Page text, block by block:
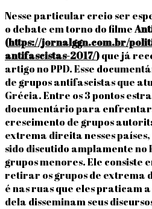
Nesse particular creio ser
o debate em torno do filme
(https://jornalggn.com.br/
antifascistas-2017/)que já
artigo no PPD. Esse
de grupos antifascistas que
Grécia. Entre os 3 pontos
documentário para
crescimento de grupos
extrema direita nesses
sido discutido amplamente no
grupos menores. Ele consiste
retirar os grupos de extrema
é nas ruas que eles praticam
dela disseminam seus